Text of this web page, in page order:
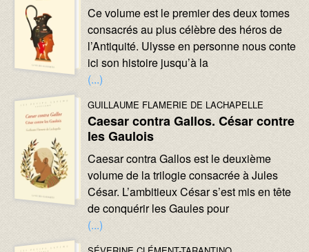
Texte :
Ce volume est le premier des deux tomes
consacrés au plus célèbre des héros de
l’Antiquité. Ulysse en personne nous conte
ici son histoire jusqu’à la
(...)
Image :
Image : AUTEURS :
GUILLAUME FLAMERIE DE LACHAPELLE
Caesar contra Gallos. César contre
les Gaulois
Texte :
Caesar contra Gallos est le deuxième
volume de la trilogie consacrée à Jules
César. L’ambitieux César s’est mis en tête
de conquérir les Gaules pour
(...)